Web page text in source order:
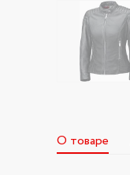
О товаре